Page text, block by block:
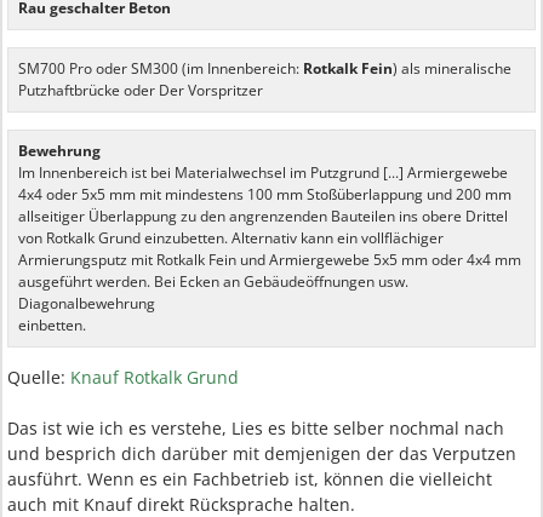
Rau geschalter Beton
SM700 Pro oder SM300 (im Innenbereich: Rotkalk Fein) als mineralische
Putzhaftbrücke oder Der Vorspritzer
Bewehrung
Im Innenbereich ist bei Materialwechsel im Putzgrund [...] Armiergewebe
4x4 oder 5x5 mm mit mindestens 100 mm Stoßüberlappung und 200 mm
allseitiger Überlappung zu den angrenzenden Bauteilen ins obere Drittel
von Rotkalk Grund einzubetten. Alternativ kann ein vollflächiger
Armierungsputz mit Rotkalk Fein und Armiergewebe 5x5 mm oder 4x4 mm
ausgeführt werden. Bei Ecken an Gebäudeöffnungen usw.
Diagonalbewehrung
einbetten.
Quelle: Knauf Rotkalk Grund
Das ist wie ich es verstehe, Lies es bitte selber nochmal nach
und besprich dich darüber mit demjenigen der das Verputzen
ausführt. Wenn es ein Fachbetrieb ist, können die vielleicht
auch mit Knauf direkt Rücksprache halten.